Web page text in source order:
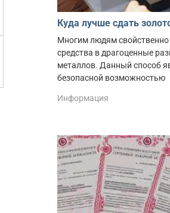
Куда лучше сдать
Многим людям
средства в драгоценные
металлов. Данный способ
безопасной возможностью
Информация